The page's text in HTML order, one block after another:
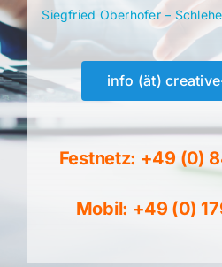
Siegfried Oberhofer –
info (ät)
Festnetz: +49 (0)
Mobil: +49 (0)